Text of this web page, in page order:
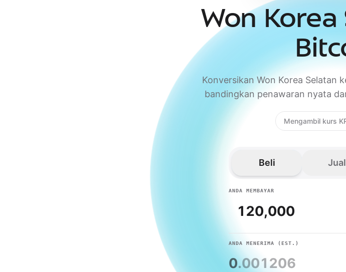
Won Korea
Konversikan Won Korea Selatan
bandingkan penawaran nyata
Mengambil kurs
Beli Jual
ANDA MEMBAYAR
ANDA MENERIMA (EST.)
0.001206